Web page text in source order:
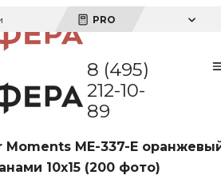
PRO
8 (495)
212-10-
89
ME-337-E
10x15 (200 фото)